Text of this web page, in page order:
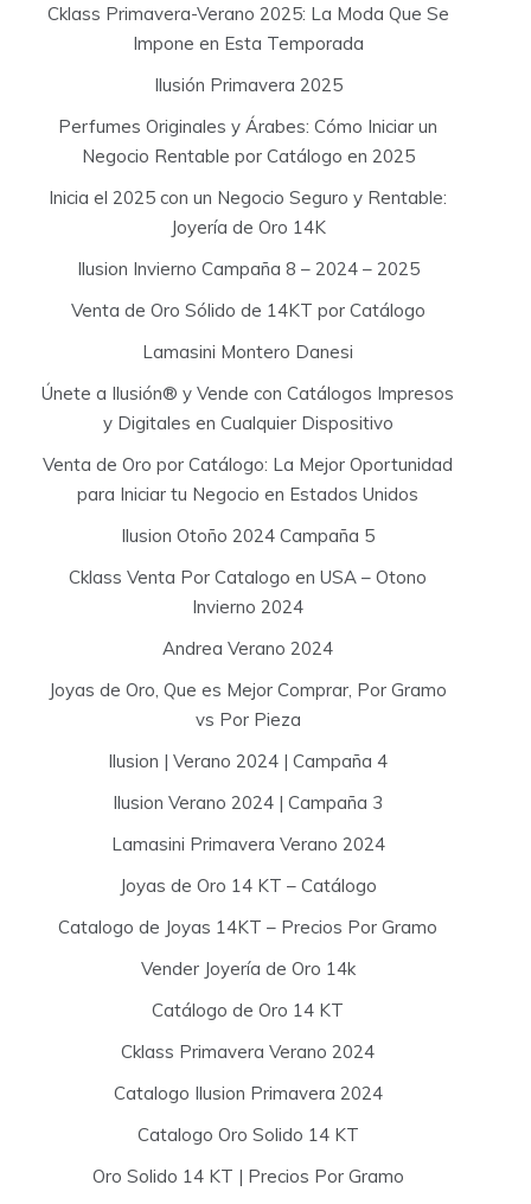
Cklass Primavera-Verano 2025: La Moda Que Se
Impone en Esta Temporada
Ilusión Primavera 2025
Perfumes Originales y Árabes: Cómo Iniciar un
Negocio Rentable por Catálogo en 2025
Inicia el 2025 con un Negocio Seguro y Rentable:
Joyería de Oro 14K
Ilusion Invierno Campaña 8 – 2024 – 2025
Venta de Oro Sólido de 14KT por Catálogo
Lamasini Montero Danesi
Únete a Ilusión® y Vende con Catálogos Impresos
y Digitales en Cualquier Dispositivo
Venta de Oro por Catálogo: La Mejor Oportunidad
para Iniciar tu Negocio en Estados Unidos
Ilusion Otoño 2024 Campaña 5
Cklass Venta Por Catalogo en USA – Otono
Invierno 2024
Andrea Verano 2024
Joyas de Oro, Que es Mejor Comprar, Por Gramo
vs Por Pieza
Ilusion | Verano 2024 | Campaña 4
Ilusion Verano 2024 | Campaña 3
Lamasini Primavera Verano 2024
Joyas de Oro 14 KT – Catálogo
Catalogo de Joyas 14KT – Precios Por Gramo
Vender Joyería de Oro 14k
Catálogo de Oro 14 KT
Cklass Primavera Verano 2024
Catalogo Ilusion Primavera 2024
Catalogo Oro Solido 14 KT
Oro Solido 14 KT | Precios Por Gramo